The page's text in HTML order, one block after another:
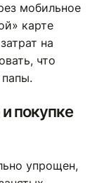
мобильное
карте
на
что
покупке
упрощен,